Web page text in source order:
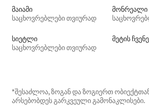
მაიამი
საცხოვრებლები თვიურად
მონრეალი
სიეტლი
საცხოვრებლები თვიურად
მეტის
*შესაძლოა, ზოგან და ზოგიერთ
არსებობდეს გარკვეული გამონაკლისები.